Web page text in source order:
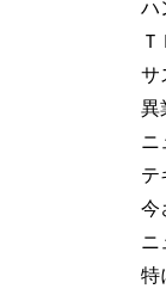
ハ
サ
異
ニ
テ
今
ニ
特